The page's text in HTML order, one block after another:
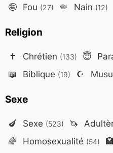
🤪 Fou (27) 🤏 Nain (12)
Religion
✝️ Chrétien (133) 😇
📖 Biblique (19) ☪️
Sexe
🍆 Sexe (523) 🦄
🌈 Homosexualité (54) 🏩